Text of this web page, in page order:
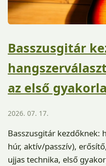
Basszusgitár
az első
2026. 07. 17.
Basszusgitár kezdőknek:
húr, aktív/passzív),
ujjas technika, első